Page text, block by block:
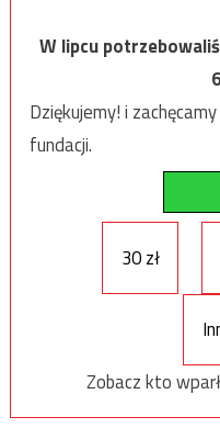
W lipcu
Dziękujemy! i
fundacji.
30 zł
Zobacz kto